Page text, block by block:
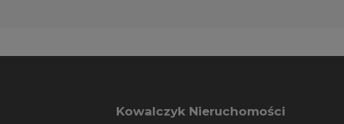
Kowalczyk Nieruchomości